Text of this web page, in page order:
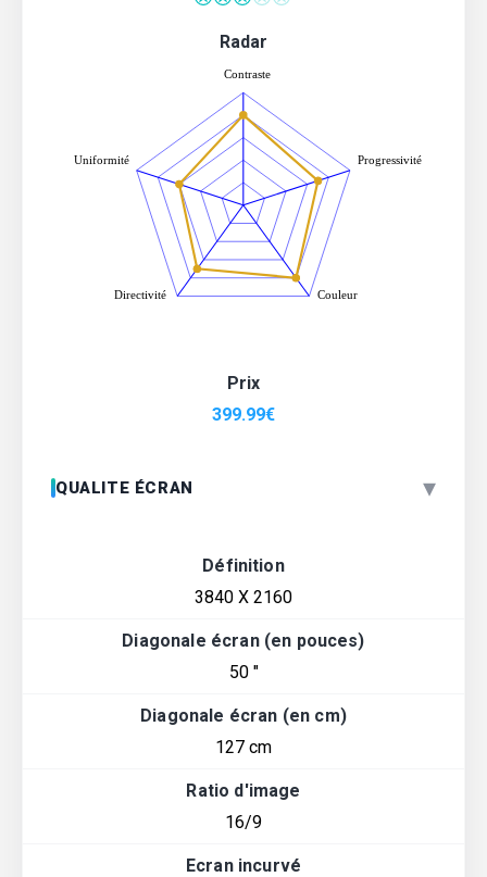
Radar
Prix
399.99€
QUALITE ÉCRAN ▾
Définition
3840 X 2160
Diagonale écran (en pouces)
50 "
Diagonale écran (en cm)
127 cm
Ratio d'image
16/9
Ecran incurvé